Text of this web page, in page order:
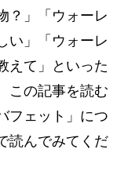
？」「ウォーレ
い」「ウォーレ
えて」といった
この記事を読む
フェット」につ
読んでみてくだ